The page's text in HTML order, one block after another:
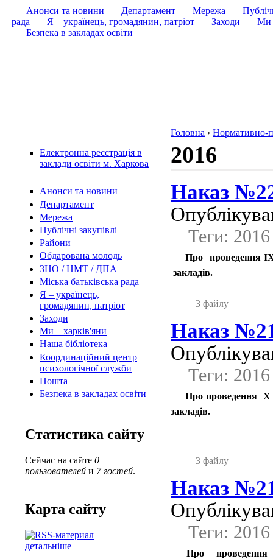
Анонси та новини Департамент Мережа
рада
Я – українець, громадянин, патріот Заходи
Ми
Безпека в закладах освіти
Електронна реєстрація в
заклади освіти м. Харкова
Анонси та новини
Департамент
Мережа
Публічні закупівлі
Райони
Обдарована молодь
ЗНО / НМТ / ДПА
Міська батьківська рада
Я – українець,
громадянин, патріот
Заходи
Ми – харків'яни
Наша бібліотека
Координаційний центр
психологічної служби
Пошта
Безпека в закладах освіти
Статистика сайту
Сейчас на сайте 0
пользователей и 7 гостей.
Карта сайту
детальніше
Головна › Нормативно-
2016
Наказ
Теги: 2016
Про проведення IX
закладів.
3 файлу
Наказ
Теги: 2016
Про проведення Х
закладів.
3 файлу
Наказ
Теги: 2016
Про проведення